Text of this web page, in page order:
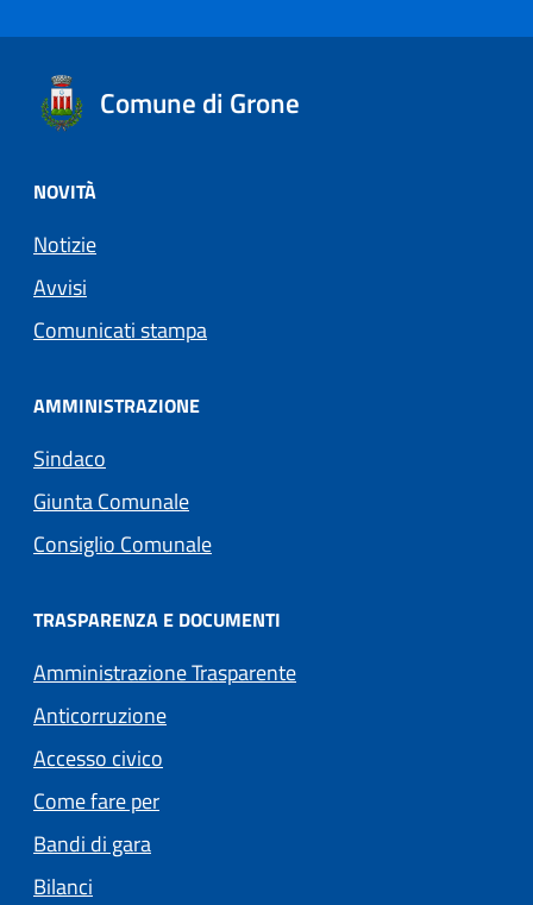
Comune di Grone
NOVITÀ
Notizie
Avvisi
Comunicati stampa
AMMINISTRAZIONE
Sindaco
Giunta Comunale
Consiglio Comunale
TRASPARENZA E DOCUMENTI
Amministrazione Trasparente
Anticorruzione
Accesso civico
Come fare per
Bandi di gara
Bilanci